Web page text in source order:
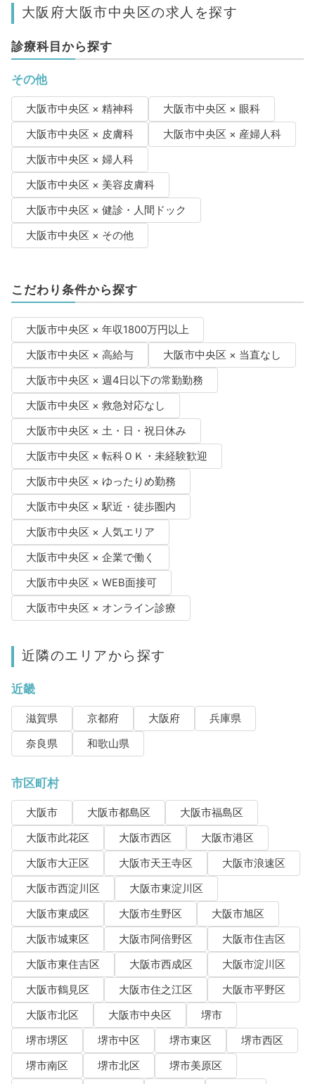
大阪府大阪市中央区の求人を探す
診療科目から探す
その他
大阪市中央区 × 精神科
大阪市中央区 × 眼科
大阪市中央区 × 皮膚科
大阪市中央区 × 産婦人科
大阪市中央区 × 婦人科
大阪市中央区 × 美容皮膚科
大阪市中央区 × 健診・人間ドック
大阪市中央区 × その他
こだわり条件から探す
大阪市中央区 × 年収1800万円以上
大阪市中央区 × 高給与
大阪市中央区 × 当直なし
大阪市中央区 × 週4日以下の常勤勤務
大阪市中央区 × 救急対応なし
大阪市中央区 × 土・日・祝日休み
大阪市中央区 × 転科ＯＫ・未経験歓迎
大阪市中央区 × ゆったりめ勤務
大阪市中央区 × 駅近・徒歩圏内
大阪市中央区 × 人気エリア
大阪市中央区 × 企業で働く
大阪市中央区 × WEB面接可
大阪市中央区 × オンライン診療
近隣のエリアから探す
近畿
滋賀県 京都府 大阪府
兵庫県
奈良県
和歌山県
市区町村
大阪市 大阪市都島区
大阪市福島区
大阪市此花区
大阪市西区
大阪市港区
大阪市大正区
大阪市天王寺区
大阪市浪速区
大阪市西淀川区
大阪市東淀川区
大阪市東成区
大阪市生野区
大阪市旭区
大阪市城東区
大阪市阿倍野区
大阪市住吉区
大阪市東住吉区
大阪市西成区
大阪市淀川区
大阪市鶴見区
大阪市住之江区
大阪市平野区
大阪市北区
大阪市中央区
堺市
堺市堺区
堺市中区 堺市東区
堺市西区
堺市南区
堺市北区
堺市美原区